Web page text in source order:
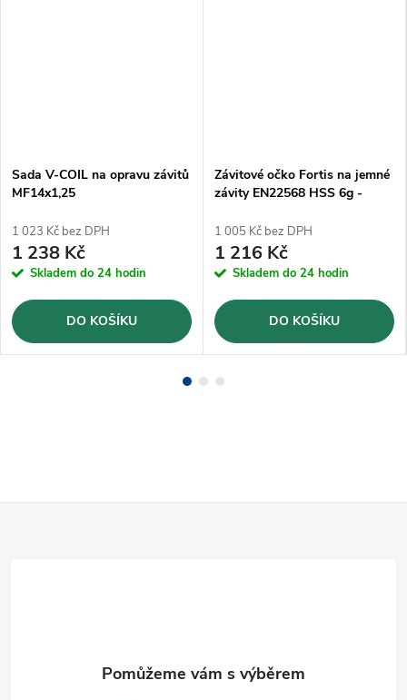
Sada V-COIL na opravu závitů
MF14x1,25
1 023 Kč bez DPH
1 238 Kč
Skladem do 24 hodin
DO KOŠÍKU
Závitové očko Fortis na jemné
závity EN22568 HSS 6g -
1 005 Kč bez DPH
1 216 Kč
Skladem do 24 hodin
DO KOŠÍKU